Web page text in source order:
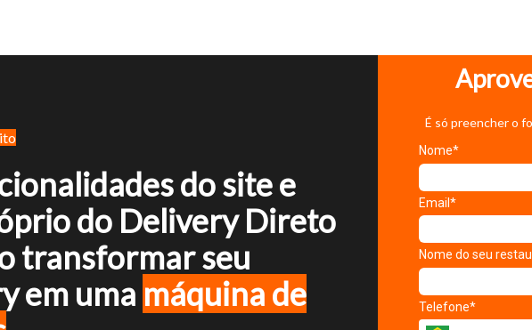
do site e
do Delivery Direto
transformar seu
em uma máquina de
É só preencher o
Nome*
Email*
Nome do seu
Telefone*